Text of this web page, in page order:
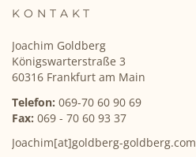
KONTAKT
Joachim Goldberg
Königswarterstraße 3
60316 Frankfurt am Main
Telefon: 069-70 60 90 69
Fax: 069 - 70 60 93 37
Joachim[at]goldberg-goldberg.com